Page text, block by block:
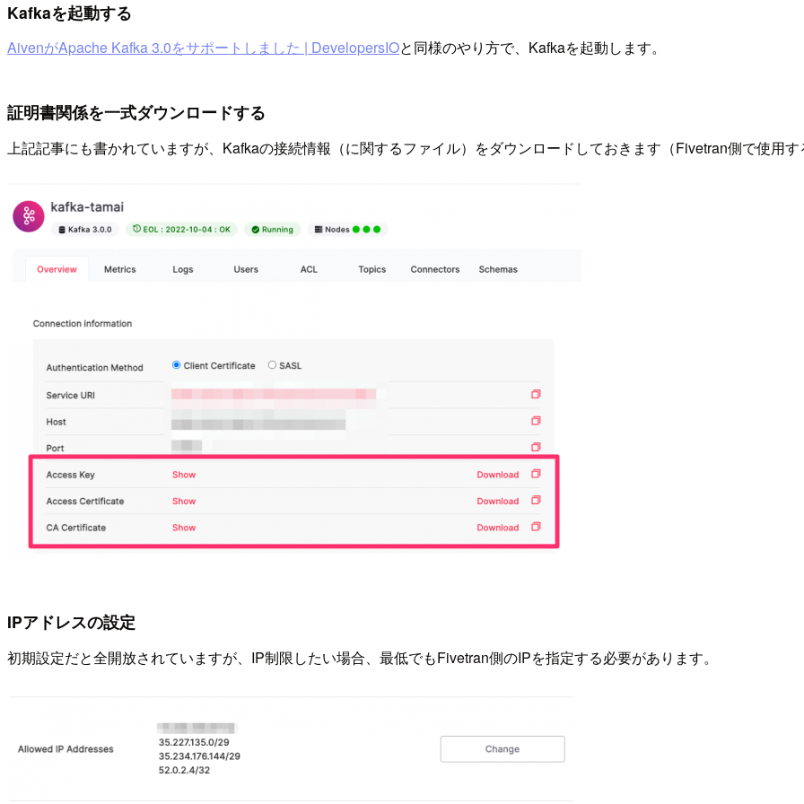
Kafkaを起動する
AivenがApache Kafka 3.0をサポートしました | DevelopersIOと同様のやり方で、Kafkaを起動します。
証明書関係を一式ダウンロードする
上記記事にも書かれていますが、Kafkaの接続情報（に関するファイル）をダウンロードしておきます（Fivetran側で使用す
IPアドレスの設定
初期設定だと全開放されていますが、IP制限したい場合、最低でもFivetran側のIPを指定する必要があります。